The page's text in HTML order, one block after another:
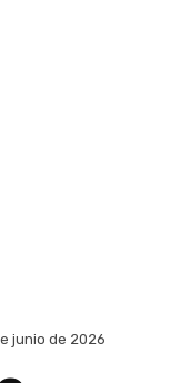
junio de 2026